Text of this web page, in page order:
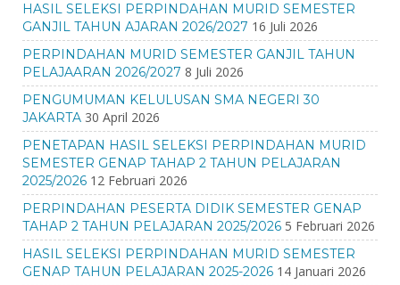
HASIL SELEKSI PERPINDAHAN MURID SEMESTER
GANJIL TAHUN AJARAN 2026/2027 16 Juli 2026
PERPINDAHAN MURID SEMESTER GANJIL TAHUN
PELAJAARAN 2026/2027 8 Juli 2026
PENGUMUMAN KELULUSAN SMA NEGERI 30
JAKARTA 30 April 2026
PENETAPAN HASIL SELEKSI PERPINDAHAN MURID
SEMESTER GENAP TAHAP 2 TAHUN PELAJARAN
2025/2026 12 Februari 2026
PERPINDAHAN PESERTA DIDIK SEMESTER GENAP
TAHAP 2 TAHUN PELAJARAN 2025/2026 5 Februari 2026
HASIL SELEKSI PERPINDAHAN MURID SEMESTER
GENAP TAHUN PELAJARAN 2025-2026 14 Januari 2026